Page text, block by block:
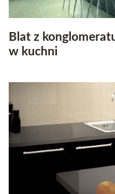
Blat z
w kuchni